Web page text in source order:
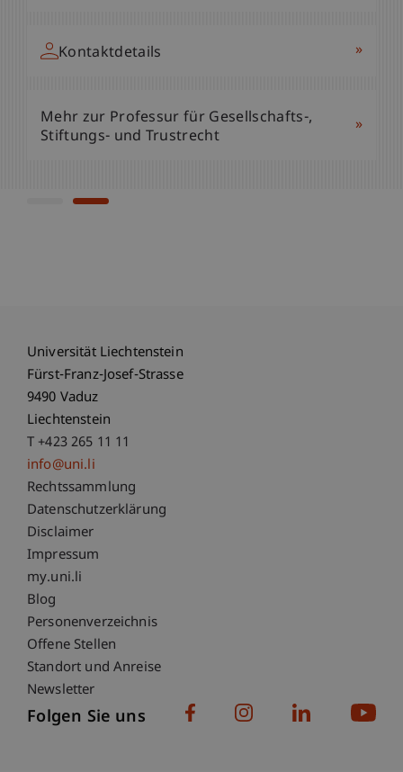
Stiftungs- und Trustrecht
Kontaktdetails »
Mehr zur Professur für Gesellschafts-,
Stiftungs- und Trustrecht
»
Universität Liechtenstein
Fürst-Franz-Josef-Strasse
9490 Vaduz
Liechtenstein
T +423 265 11 11
info@uni.li
Fußzeile Rechtliche Hinweise
Rechtssammlung
Datenschutzerklärung
Disclaimer
Impressum
Fußzeile Subdomain-Verzeichnis
my.uni.li
Blog
Personenverzeichnis
Offene Stellen
Standort und Anreise
Newsletter
Folgen Sie uns